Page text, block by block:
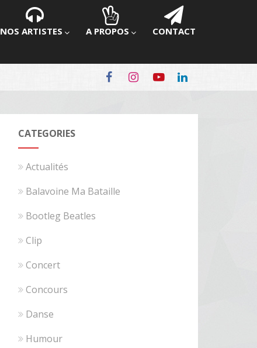
NOS ARTISTES A PROPOS CONTACT
CATEGORIES
Actualités
Balavoine Ma Bataille
Bootleg Beatles
Clip
Concert
Concours
Danse
Humour